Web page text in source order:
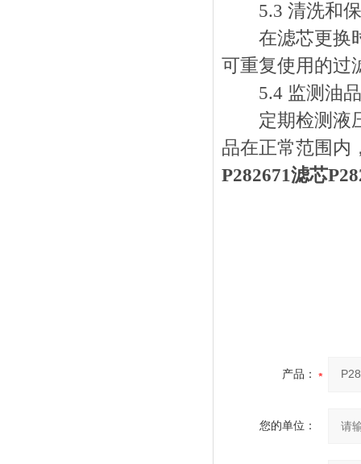
5.3 清洗和
在滤芯更换时
可重复使用的过
5.4 监测油品
定期检测液压
品在正常范围内
P282671滤芯
产品：
您的单位：